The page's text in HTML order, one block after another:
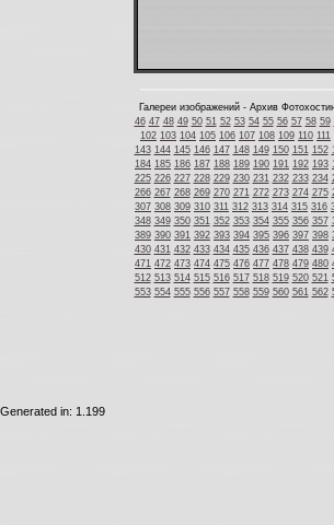
Галереи изображений - Архив
46 47 48 49 50 51 52 53 54 55 56 57 58 59
102 103 104 105 106 107 108 109 110 111
143 144 145 146 147 148 149 150 151 152
184 185 186 187 188 189 190 191 192 193
225 226 227 228 229 230 231 232 233 234
266 267 268 269 270 271 272 273 274 275
307 308 309 310 311 312 313 314 315 316
348 349 350 351 352 353 354 355 356 357
389 390 391 392 393 394 395 396 397 398
430 431 432 433 434 435 436 437 438 439
471 472 473 474 475 476 477 478 479 480
512 513 514 515 516 517 518 519 520 521
553 554 555 556 557 558 559 560 561 562
Generated in: 1.199